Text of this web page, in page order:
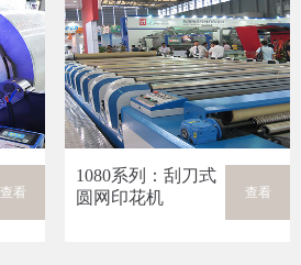
查看
1080系列：刮刀式
圆网印花机
查看